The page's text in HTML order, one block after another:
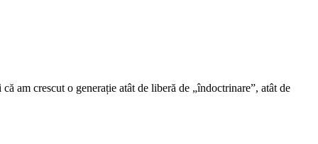
am crescut o generație atât de liberă de „îndoctrinare”, atât de